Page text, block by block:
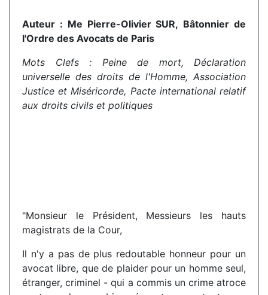
Auteur : Me Pierre-Olivier SUR, Bâtonnier de
l'Ordre des Avocats de Paris
Mots Clefs : Peine de mort, Déclaration
universelle des droits de l'Homme, Association
Justice et Miséricorde, Pacte international relatif
aux droits civils et politiques
"Monsieur le Président, Messieurs les hauts
magistrats de la Cour,
Il n'y a pas de plus redoutable honneur pour un
avocat libre, que de plaider pour un homme seul,
étranger, criminel - qui a commis un crime atroce